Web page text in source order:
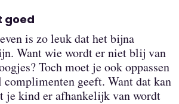
goed
is zo leuk dat het bijna
Want wie wordt er niet blij van
Toch moet je ook oppassen
complimenten geeft. Want dat kan
je kind er afhankelijk van wordt